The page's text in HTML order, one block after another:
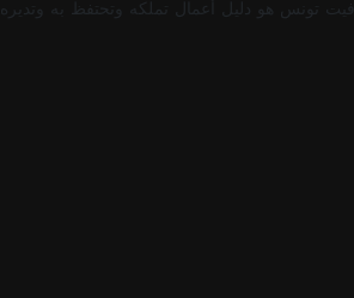
تونس هو دليل أعمال تملكه وتحتفظ به وتديره